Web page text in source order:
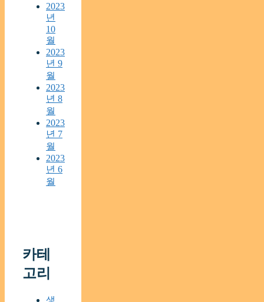
2023
년
10
월
2023
년 9
월
2023
년 8
월
2023
년 7
월
2023
년 6
월
카테
고리
생